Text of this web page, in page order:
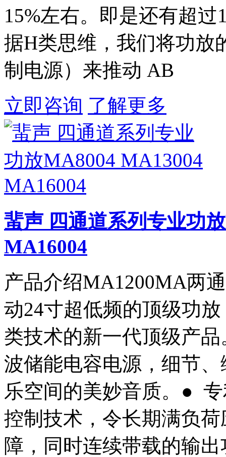
15%左右。即是还有超
据H类思维，我们将功放
制电源）来推动 AB
立即咨询 了解更多
蜚声 四通道系列专业功
MA16004
产品介绍MA1200MA两
动24寸超低频的顶级功
类技术的新一代顶级产
波储能电容电源，细节
乐空间的美妙音质。●
控制技术，令长期满负
障，同时连续带载的输